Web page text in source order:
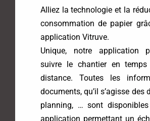
Alliez la technologie et la
consommation de papier
application Vitruve.
Unique, notre application
suivre le chantier en
distance. Toutes les
documents, qu’il s’agisse des
planning, … sont
application permettant un